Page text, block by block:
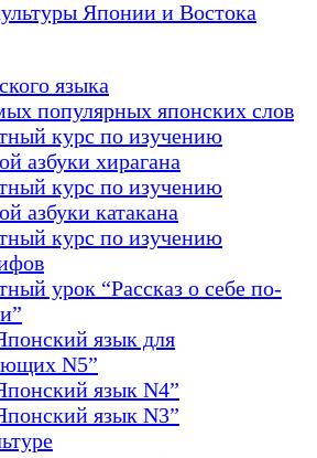
Японии и Востока
языка
популярных японских слов
курс по изучению
азбуки хирагана
курс по изучению
азбуки катакана
курс по изучению
урок “Рассказ о себе по-
язык для
N5”
язык N4”
язык N3”